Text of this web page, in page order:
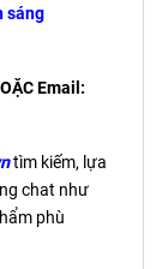
sáng
Email:
tìm kiếm, lựa
chat như
phù